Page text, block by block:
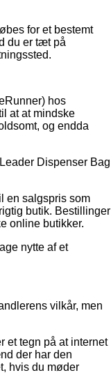
for et bestemt
du er tæt på
hos
at at mindske
og endda
Dispenser Bag
en salgspris som
butik. Bestillinger
online butikker.
nytte af et
vilkår, men
et tegn på at internet
der har den
hvis du møder